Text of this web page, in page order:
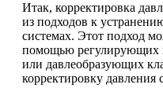
Итак, корректировка
из подходов к
системах. Этот подход
помощью регулирующих
или давлеобразующих
корректировку